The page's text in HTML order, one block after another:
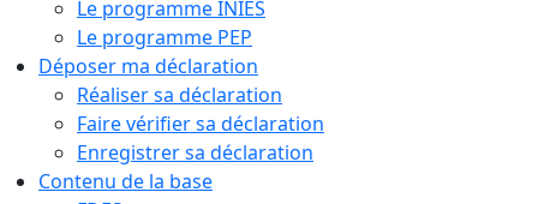
Le programme INIES
Le programme PEP
Déposer ma déclaration
Réaliser sa déclaration
Faire vérifier sa déclaration
Enregistrer sa déclaration
Contenu de la base